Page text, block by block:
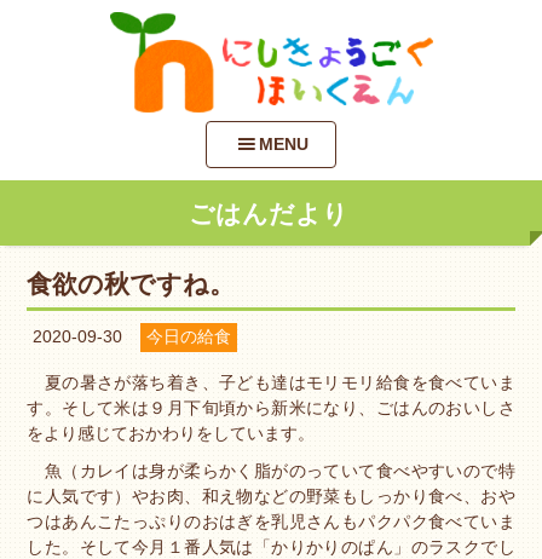
MENU
ごはんだより
食欲の秋ですね。
2020-09-30 今日の給食
夏の暑さが落ち着き、子ども達はモリモリ給食を食べていま
す。そして米は９月下旬頃から新米になり、ごはんのおいしさ
をより感じておかわりをしています。
魚（カレイは身が柔らかく脂がのっていて食べやすいので特
に人気です）やお肉、和え物などの野菜もしっかり食べ、おや
つはあんこたっぷりのおはぎを乳児さんもパクパク食べていま
した。そして今月１番人気は「かりかりのぱん」のラスクでし